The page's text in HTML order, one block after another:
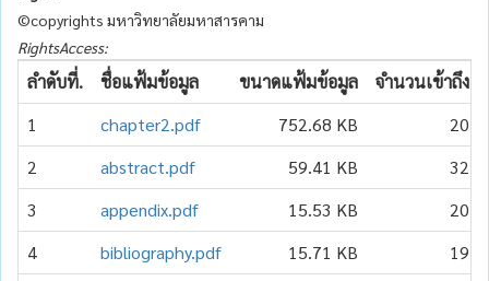
©copyrights มหาวิทยาลัยมหาสารคาม
RightsAccess:
ลำดับที่. ชื่อแฟ้มข้อมูล ขนาดแฟ้มข้อมูล จำนวนเข้าถึง
1
chapter2.pdf 752.68 KB 20
2
abstract.pdf 59.41 KB 32
3
appendix.pdf 15.53 KB 20
4
bibliography.pdf 15.71 KB 19